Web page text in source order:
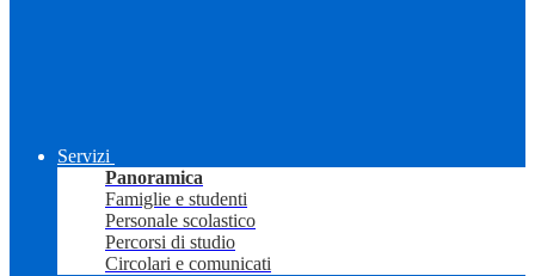
Servizi
Panoramica
Famiglie e studenti
Personale scolastico
Percorsi di studio
Circolari e comunicati